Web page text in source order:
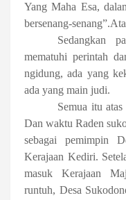
Yang Maha Esa,
bersenang-
Sedangkan
mematuhi perintah
ngidung, ada yang
ada yang main judi.
Semua itu
Dan waktu Raden
sebagai pemimpin
Kerajaan Kediri.
masuk Kerajaan
runtuh, Desa